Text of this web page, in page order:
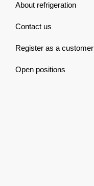
About refrigeration
Contact us
Register as a customer
Open positions